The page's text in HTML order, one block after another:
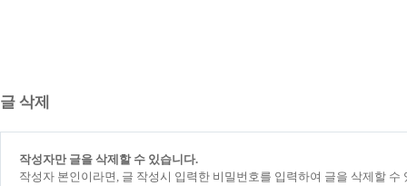
글 삭제
작성자만 글을 삭제할 수 있습니다.
작성자 본인이라면, 글 작성시 입력한 비밀번호를 입력하여 글을 삭제할 수